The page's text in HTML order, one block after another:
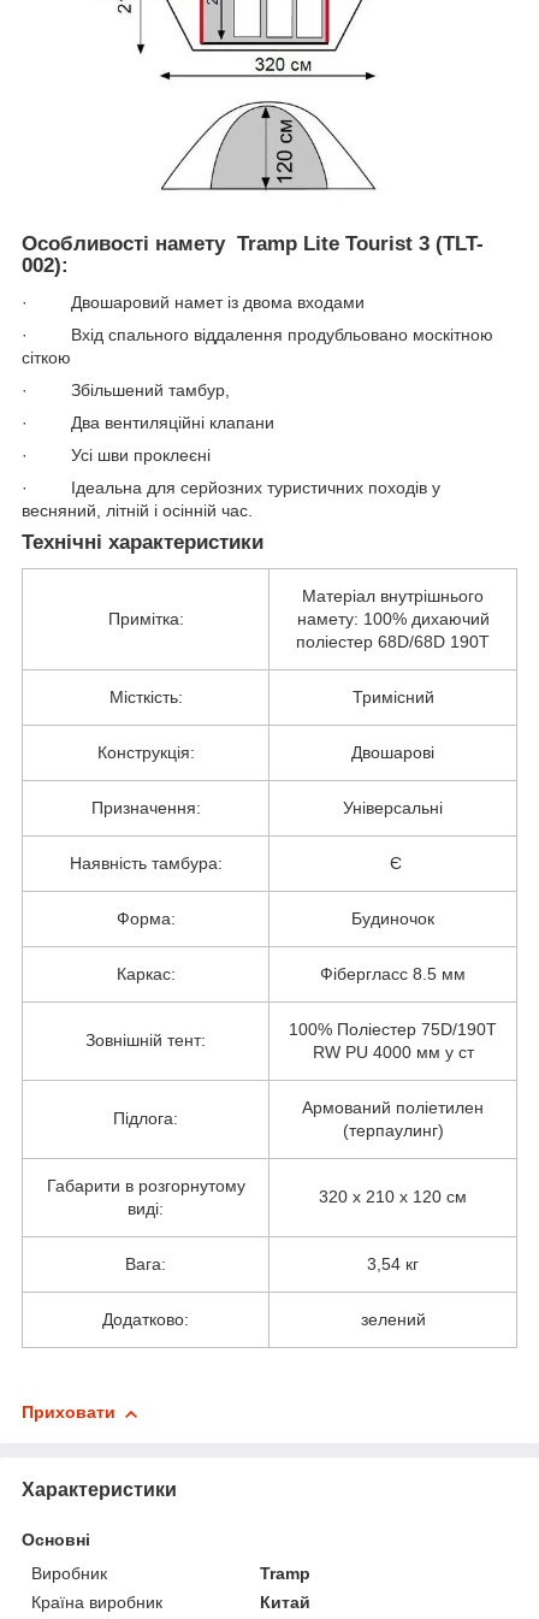
Особливості намету Tramp Lite Tourist 3 (TLT-
002):
· Двошаровий намет із двома входами
· Вхід спального віддалення продубльовано москітною
сіткою
· Збільшений тамбур,
· Два вентиляційні клапани
· Усі шви проклеєні
· Ідеальна для серйозних туристичних походів у
весняний, літній і осінній час.
Технічні характеристики
Примітка:
Матеріал внутрішнього
намету: 100% дихаючий
поліестер 68D/68D 190T
Місткість: Тримісний
Конструкція: Двошарові
Призначення: Універсальні
Наявність тамбура: Є
Форма: Будиночок
Каркас: Фібергласс 8.5 мм
Зовнішній тент:
100% Поліестер 75D/190T
RW PU 4000 мм у ст
Підлога:
Армований поліетилен
(терпаулинг)
Габарити в розгорнутому
виді:
320 х 210 х 120 см
Вага: 3,54 кг
Додатково: зелений
Приховати
Характеристики
Основні
Виробник
Tramp
Країна виробник
Китай